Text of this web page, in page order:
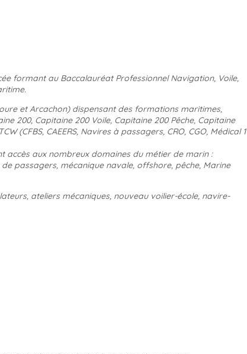
formant au Baccalauréat Professionnel Navigation, Voile,
et Arcachon) dispensant des formations maritimes,
200, Capitaine 200 Voile, Capitaine 200 Pêche, Capitaine
(CFBS, CAEERS, Navires à passagers, CRO, CGO, Médical 1
accès aux nombreux domaines du métier de marin :
passagers, mécanique navale, offshore, pêche, Marine
ateliers mécaniques, nouveau voilier-école, navire-